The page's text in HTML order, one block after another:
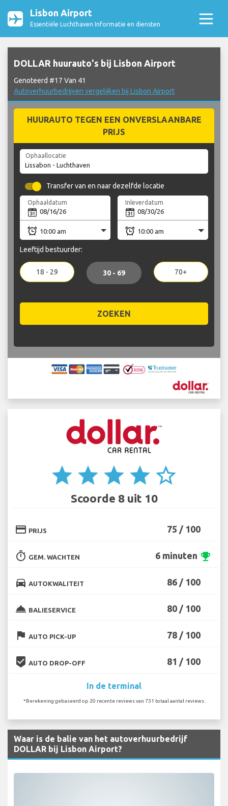
Lisbon Airport
Essentiële Luchthaven Informatie en diensten
DOLLAR huurauto's bij Lisbon Airport
Genoteerd #17 Van 41
Autoverhuurbedrijven vergelijken bij Lisbon Airport
HUURAUTO TEGEN EEN ONVERSLAANBARE
PRIJS
Ophaallocatie
Transfer van en naar dezelfde locatie
Ophaaldatum Inleverdatum
Leeftijd bestuurder:
18 - 29 30 - 69 70+
ZOEKEN
star star star star star_border
Scoorde 8 uit 10
credit_card PRIJS 75 / 100
timer GEM. WACHTEN 6 minuten emoji_events
directions_car AUTOKWALITEIT 86 / 100
room_service BALIESERVICE 80 / 100
flag AUTO PICK-UP 78 / 100
beenhere AUTO DROP-OFF 81 / 100
In de terminal
*Berekening gebaseerd op 20 recente reviews van 731 totaal aantal reviews.
Waar is de balie van het autoverhuurbedrijf
DOLLAR bij Lisbon Airport?